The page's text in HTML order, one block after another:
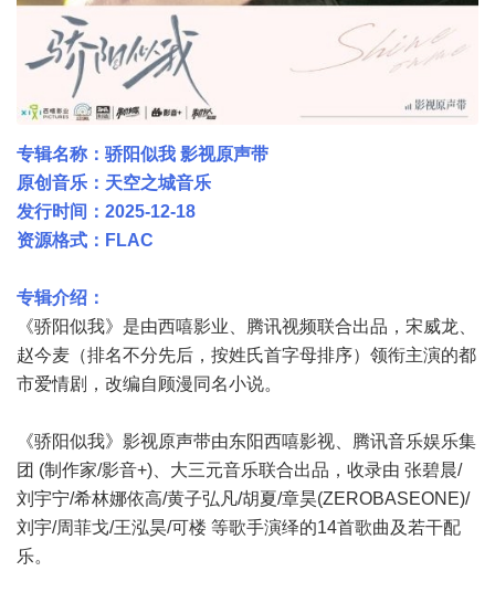
专辑名称：骄阳似我 影视原声带
原创音乐：天空之城音乐
发行时间：2025-12-18
资源格式：FLAC
专辑介绍：
《骄阳似我》是由西嘻影业、腾讯视频联合出品，宋威龙、
赵今麦（排名不分先后，按姓氏首字母排序）领衔主演的都
市爱情剧，改编自顾漫同名小说。
《骄阳似我》影视原声带由东阳西嘻影视、腾讯音乐娱乐集
团 (制作家/影音+)、大三元音乐联合出品，收录由 张碧晨/
刘宇宁/希林娜依高/黄子弘凡/胡夏/章昊(ZEROBASEONE)/
刘宇/周菲戈/王泓昊/可楼 等歌手演绎的14首歌曲及若干配
乐。